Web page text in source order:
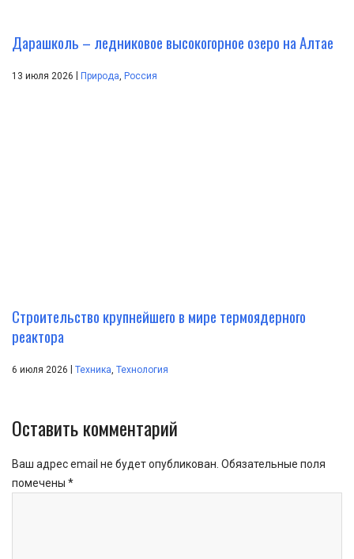
Дарашколь – ледниковое высокогорное озеро на Алтае
13 июля 2026 Природа, Россия
Строительство крупнейшего в мире термоядерного
реактора
6 июля 2026 Техника, Технология
Оставить комментарий
Ваш адрес email не будет опубликован. Обязательные поля
помечены *